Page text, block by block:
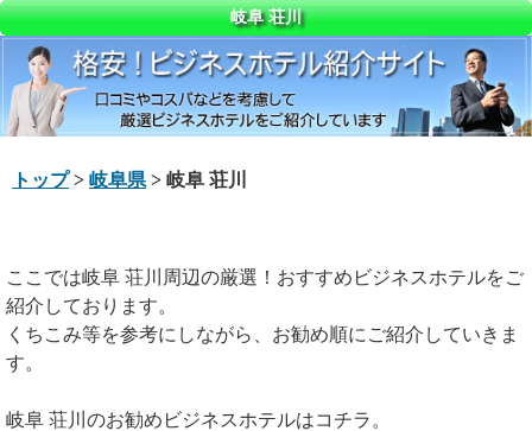
岐阜 荘川
トップ> 岐阜県 > 岐阜 荘川
ここでは岐阜 荘川周辺の厳選！おすすめビジネスホテルをご
紹介しております。
くちこみ等を参考にしながら、お勧め順にご紹介していきま
す。
岐阜 荘川のお勧めビジネスホテルはコチラ。